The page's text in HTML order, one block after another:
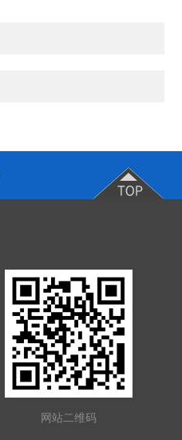
网站二维码